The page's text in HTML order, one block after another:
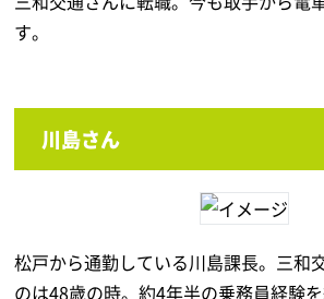
す。
川島さん
松戸から通勤している川島課長。三和
のは48歳の時。約4年半の乗務員経験